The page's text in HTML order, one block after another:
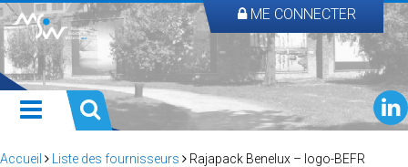
ME CONNECTER
Accueil Liste des fournisseurs Rajapack Benelux – logo-BEFR